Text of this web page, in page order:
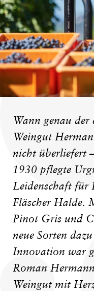
Wann genau der
Weingut
nicht überliefert
1930 pflegte
Leidenschaft für
Fläscher Halde.
Pinot Gris und
neue Sorten
Innovation war
Roman
Weingut mit